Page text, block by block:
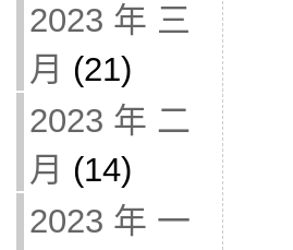
2023 年 三
月 (21)
2023 年 二
月 (14)
2023 年 一